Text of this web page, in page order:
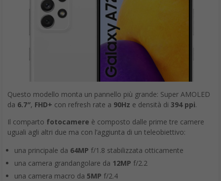
Questo modello monta un pannello più grande: Super AMOLED
da 6.7″, FHD+ con refresh rate a 90Hz e densità di 394 ppi.
Il comparto fotocamere è composto dalle prime tre camere
uguali agli altri due ma con l’aggiunta di un teleobiettivo:
una principale da 64MP f/1.8 stabilizzata otticamente
una camera grandangolare da 12MP f/2.2
una camera macro da 5MP f/2.4